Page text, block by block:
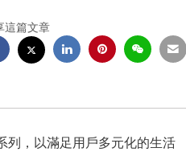
這篇文章
，以滿足用戶多元化的生活